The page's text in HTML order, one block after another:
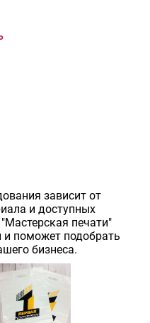
зависит от
и доступных
печати"
и поможет подобрать
бизнеса.